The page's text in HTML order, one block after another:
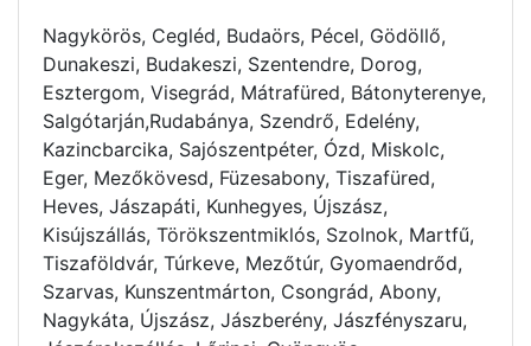
Nagykörös, Cegléd, Budaörs, Pécel, Gödöllő,
Dunakeszi, Budakeszi, Szentendre, Dorog,
Esztergom, Visegrád, Mátrafüred, Bátonyterenye,
Salgótarján,Rudabánya, Szendrő, Edelény,
Kazincbarcika, Sajószentpéter, Ózd, Miskolc,
Eger, Mezőkövesd, Füzesabony, Tiszafüred,
Heves, Jászapáti, Kunhegyes, Újszász,
Kisújszállás, Törökszentmiklós, Szolnok, Martfű,
Tiszaföldvár, Túrkeve, Mezőtúr, Gyomaendrőd,
Szarvas, Kunszentmárton, Csongrád, Abony,
Nagykáta, Újszász, Jászberény, Jászfényszaru,